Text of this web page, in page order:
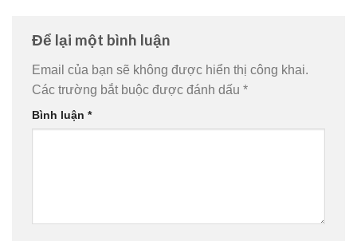
Để lại một bình luận
Email của bạn sẽ không được hiển thị công khai.
Các trường bắt buộc được đánh dấu *
Bình luận *